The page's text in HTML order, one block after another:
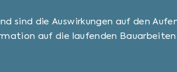
sind die Auswirkungen auf den
auf die laufenden Bauarbeiten